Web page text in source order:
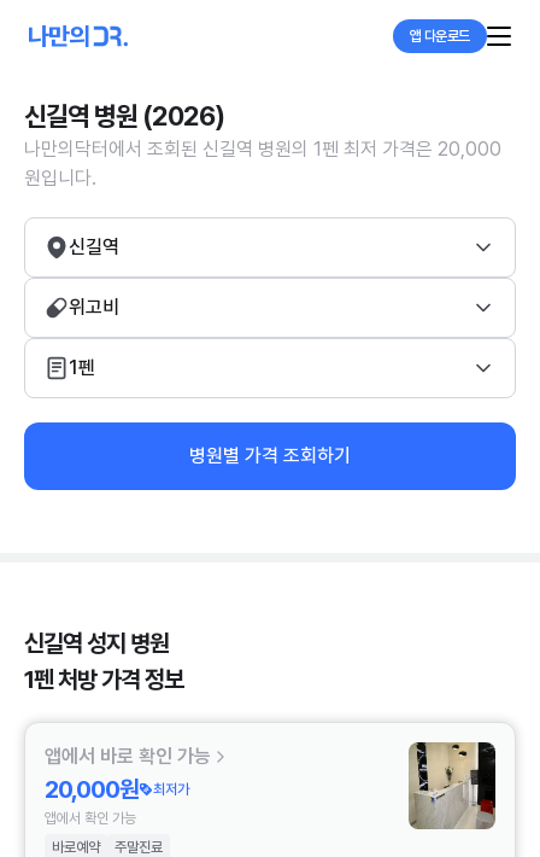
앱 다운로드
신길역 병원 (2026)
나만의닥터에서 조회된 신길역 병원의 1펜 최저 가격은 20,000
원입니다.
신길역
위고비
1펜
병원별 가격 조회하기
신길역 성지 병원
1펜 처방 가격 정보
앱에서 바로 확인 가능
20,000원
최저가
앱에서 확인 가능
바로예약
주말진료